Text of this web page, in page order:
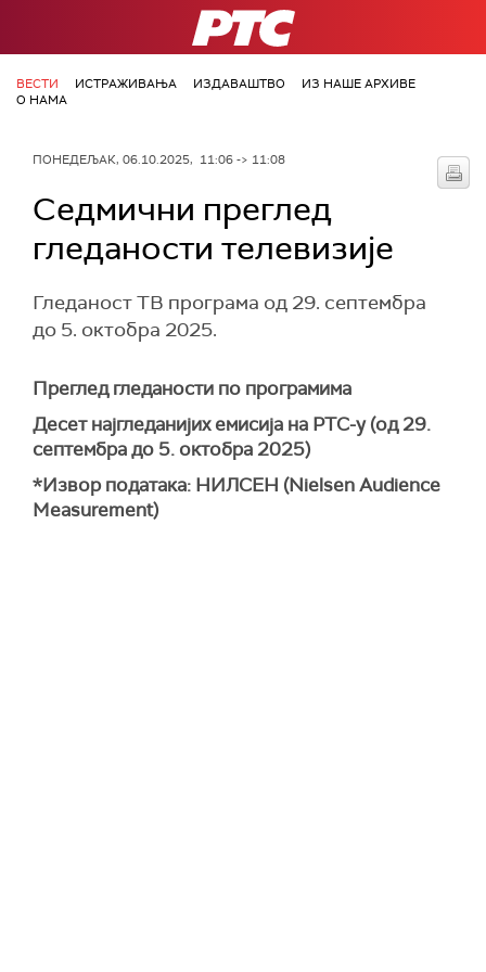
РТС
ВЕСТИ ИСТРАЖИВАЊА ИЗДАВАШТВО
ИЗ НАШЕ АРХИВЕ
О НАМА
ПОНЕДЕЉАК, 06.10.2025, 11:06 -> 11:08
Седмични преглед
гледаности телевизије
Гледаност ТВ програма од 29. септембра
до 5. октобра 2025.
Преглед гледаности по програмима
Десет најгледанијих емисија на РТС-у (од 29.
септембра до 5. октобра 2025)
*Извор података: НИЛСЕН (Nielsen Audience
Measurement)